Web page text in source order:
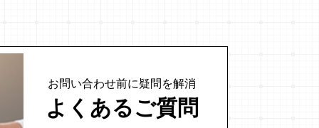
お問い合わせ前に疑問を解消
よくあるご質問